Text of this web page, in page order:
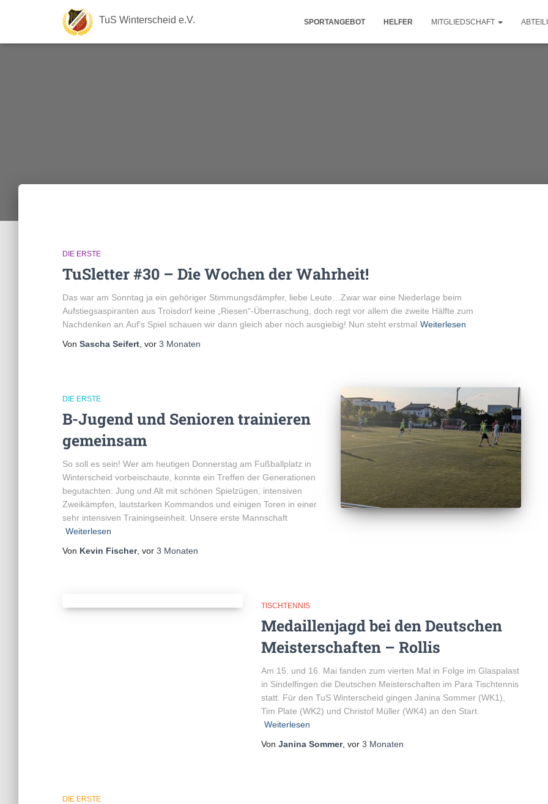
TuS Winterscheid e.V. SPORTANGEBOT HELFER MITGLIEDSCHAFT
DIE ERSTE
TuSletter #30 – Die Wochen der Wahrheit!
Das war am Sonntag ja ein gehöriger Stimmungsdämpfer, liebe Leute…Zwar war eine Niederlage beim
Aufstiegsaspiranten aus Troisdorf keine „Riesen“-Überraschung, doch regt vor allem die zweite Hälfte zum
Nachdenken an.Auf’s Spiel schauen wir dann gleich aber noch ausgiebig! Nun steht erstmal Weiterlesen
Von Sascha Seifert , vor 3 Monaten
DIE ERSTE
B-Jugend und Senioren trainieren
gemeinsam
So soll es sein! Wer am heutigen Donnerstag am Fußballplatz in
Winterscheid vorbeischaute, konnte ein Treffen der Generationen
begutachten: Jung und Alt mit schönen Spielzügen, intensiven
Zweikämpfen, lautstarken Kommandos und einigen Toren in einer
sehr intensiven Trainingseinheit. Unsere erste Mannschaft
Weiterlesen
Von Kevin Fischer, vor 3 Monaten
TISCHTENNIS
Medaillenjagd bei den Deutschen
Meisterschaften – Rollis
Am 15. und 16. Mai fanden zum vierten Mal in Folge im Glaspalast
in Sindelfingen die Deutschen Meisterschaften im Para Tischtennis
statt. Für den TuS Winterscheid gingen Janina Sommer (WK1),
Tim Plate (WK2) und Christof Müller (WK4) an den Start.
Weiterlesen
Von Janina Sommer, vor 3 Monaten
DIE ERSTE